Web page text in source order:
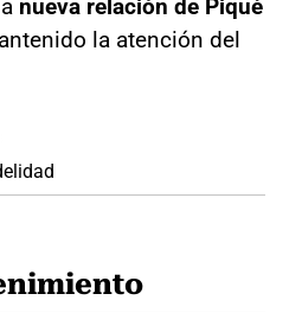
nueva relación de Piqué
la atención del